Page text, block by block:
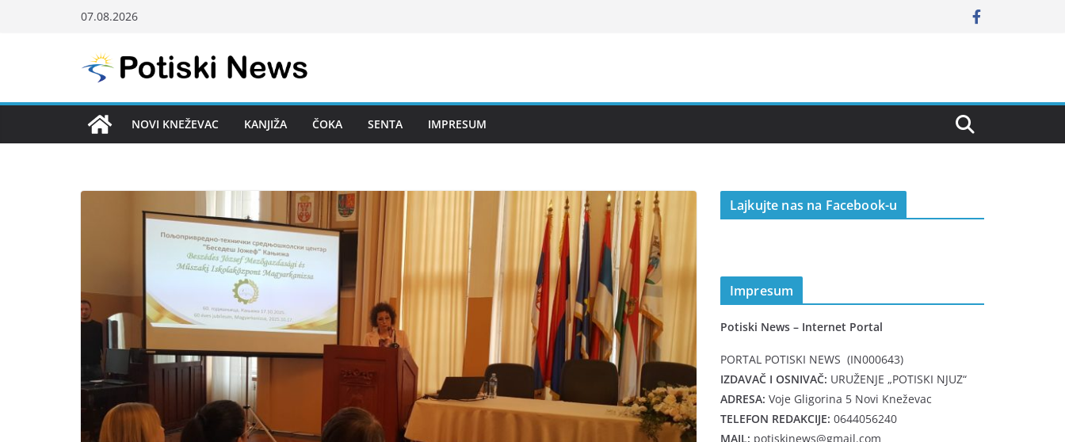
07.08.2026
NOVI KNEŽEVAC KANJIŽA ČOKA SENTA IMPRESUM
Lajkujte nas na Facebook-u
Impresum
Potiski News – Internet Portal
PORTAL POTISKI NEWS (IN000643)
IZDAVAČ I OSNIVAČ: URUŽENJE „POTISKI NJUZ“
ADRESA: Voje Gligorina 5 Novi Kneževac
TELEFON REDAKCIJE: 0644056240
MAIL: potiskinews@gmail.com